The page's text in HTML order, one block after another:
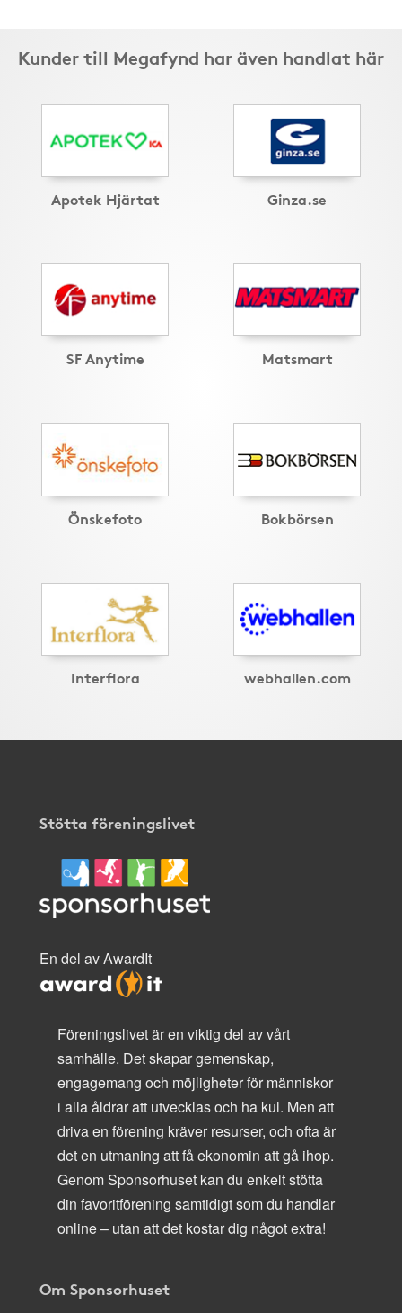
Kunder till Megafynd har även handlat här
Apotek Hjärtat Ginza.se
SF Anytime Matsmart
Önskefoto Bokbörsen
Interflora webhallen.com
Stötta föreningslivet
En del av AwardIt
Föreningslivet är en viktig del av vårt
samhälle. Det skapar gemenskap,
engagemang och möjligheter för människor
i alla åldrar att utvecklas och ha kul. Men att
driva en förening kräver resurser, och ofta är
det en utmaning att få ekonomin att gå ihop.
Genom Sponsorhuset kan du enkelt stötta
din favoritförening samtidigt som du handlar
online – utan att det kostar dig något extra!
Om Sponsorhuset